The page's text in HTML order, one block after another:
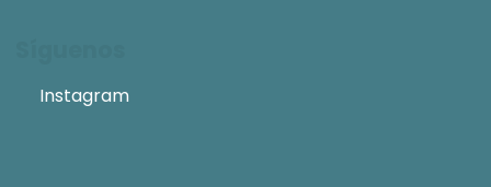
Instagram